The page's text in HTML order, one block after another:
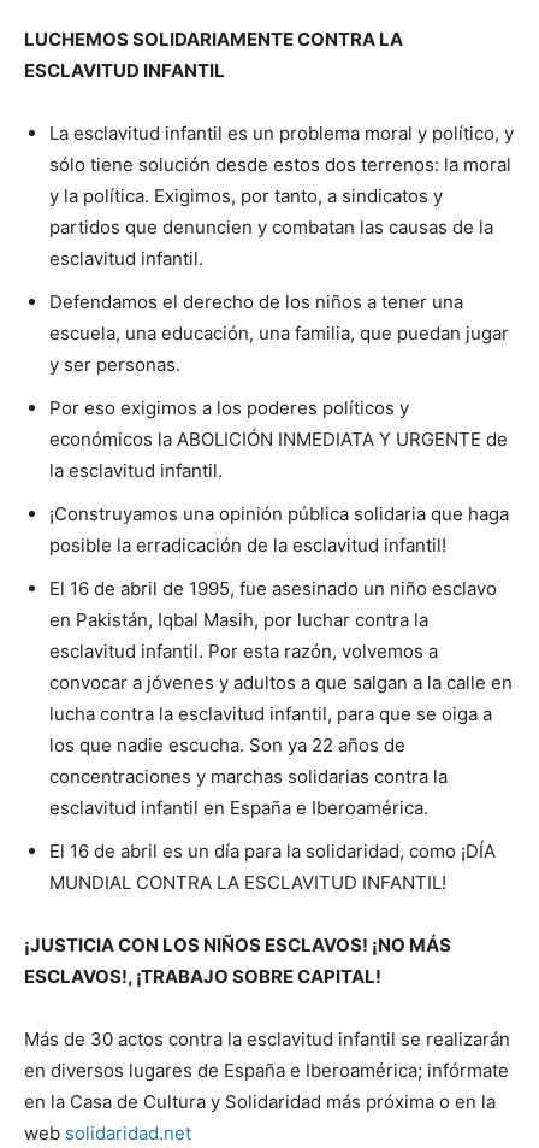
LUCHEMOS SOLIDARIAMENTE CONTRA LA
ESCLAVITUD INFANTIL
La esclavitud infantil es un problema moral y político, y
sólo tiene solución desde estos dos terrenos: la moral
y la política. Exigimos, por tanto, a sindicatos y
partidos que denuncien y combatan las causas de la
esclavitud infantil.
Defendamos el derecho de los niños a tener una
escuela, una educación, una familia, que puedan jugar
y ser personas.
Por eso exigimos a los poderes políticos y
económicos la ABOLICIÓN INMEDIATA Y URGENTE de
la esclavitud infantil.
¡Construyamos una opinión pública solidaria que haga
posible la erradicación de la esclavitud infantil!
El 16 de abril de 1995, fue asesinado un niño esclavo
en Pakistán, Iqbal Masih, por luchar contra la
esclavitud infantil. Por esta razón, volvemos a
convocar a jóvenes y adultos a que salgan a la calle en
lucha contra la esclavitud infantil, para que se oiga a
los que nadie escucha. Son ya 22 años de
concentraciones y marchas solidarias contra la
esclavitud infantil en España e Iberoamérica.
El 16 de abril es un día para la solidaridad, como ¡DÍA
MUNDIAL CONTRA LA ESCLAVITUD INFANTIL!
¡JUSTICIA CON LOS NIÑOS ESCLAVOS! ¡NO MÁS
ESCLAVOS!, ¡TRABAJO SOBRE CAPITAL!
Más de 30 actos contra la esclavitud infantil se realizarán
en diversos lugares de España e Iberoamérica; infórmate
en la Casa de Cultura y Solidaridad más próxima o en la
web solidaridad.net